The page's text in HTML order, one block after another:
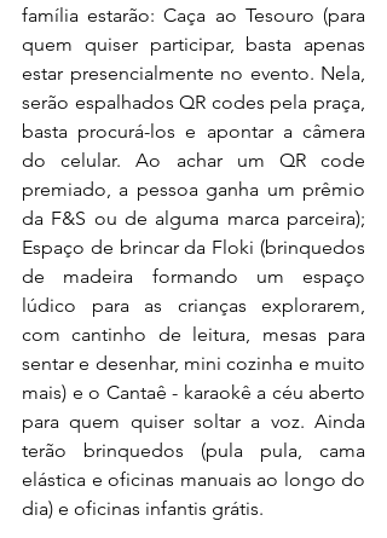
família estarão: Caça ao Tesouro (para
quem quiser participar, basta apenas
estar presencialmente no evento. Nela,
serão espalhados QR codes pela praça,
basta procurá-los e apontar a câmera
do celular. Ao achar um QR code
premiado, a pessoa ganha um prêmio
da F&S ou de alguma marca parceira);
Espaço de brincar da Floki (brinquedos
de madeira formando um espaço
lúdico para as crianças explorarem,
com cantinho de leitura, mesas para
sentar e desenhar, mini cozinha e muito
mais) e o Cantaê - karaokê a céu aberto
para quem quiser soltar a voz. Ainda
terão brinquedos (pula pula, cama
elástica e oficinas manuais ao longo do
dia) e oficinas infantis grátis.